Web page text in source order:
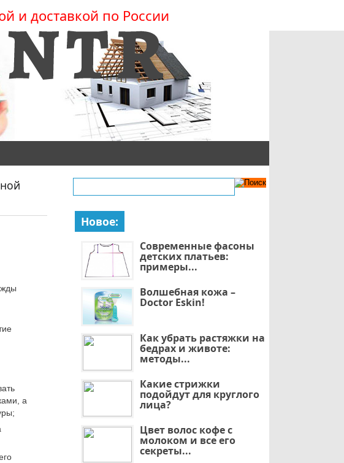
и доставкой по России
а
Новое:
Современные фасоны
детских платьев:
примеры...
Волшебная кожа –
Doctor Eskin!
Как убрать растяжки на
бедрах и животе:
методы...
Какие стрижки
подойдут для круглого
лица?
Цвет волос кофе с
молоком и все его
секреты...